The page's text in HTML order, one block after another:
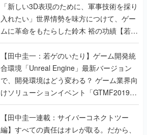
「新しい3D表現のために、軍事技術を採り
入れたい」世界情勢を味方につけて、ゲー
ムに革命をもたらした鈴木 裕の功績【若ゲ
のいたり】
【田中圭一：若ゲのいたり】ゲーム開発統
合環境「Unreal Engine」最新バージョン
で、開発環境はどう変わる？ ゲーム業界向
けソリューションイベント「GTMF2019」
に行って、より理解を深めよう【PR】
【田中圭一連載：サイバーコネクトツー
編】すべての責任はオレが取る。だから、